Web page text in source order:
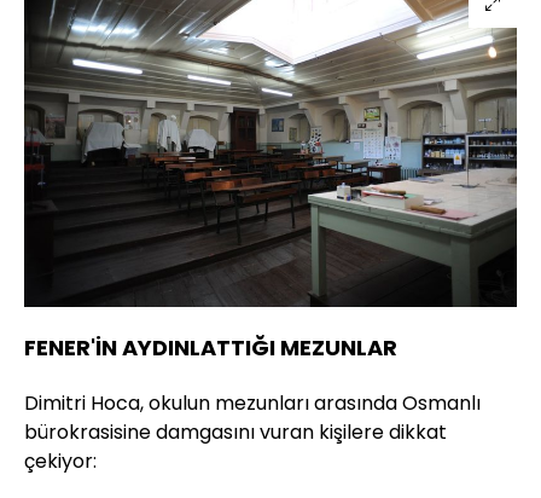
FENER'İN AYDINLATTIĞI MEZUNLAR
Dimitri Hoca, okulun mezunları arasında Osmanlı
bürokrasisine damgasını vuran kişilere dikkat
çekiyor: